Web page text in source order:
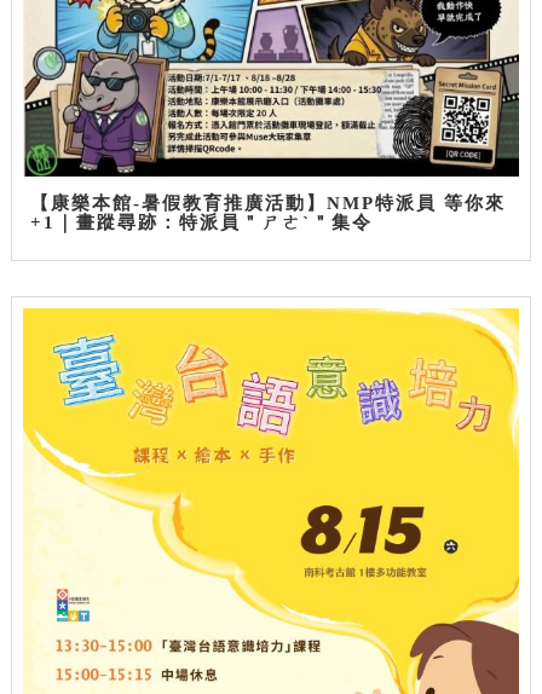
【康樂本館-暑假教育推廣活動】NMP特派員 等你來
+1｜畫蹤尋跡：特派員＂ㄕㄜˋ＂集令